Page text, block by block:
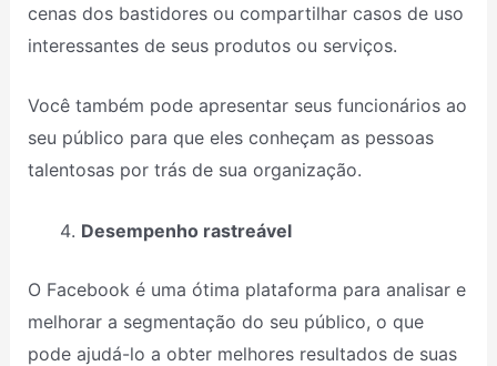
cenas dos bastidores ou compartilhar casos de uso
interessantes de seus produtos ou serviços.
Você também pode apresentar seus funcionários ao
seu público para que eles conheçam as pessoas
talentosas por trás de sua organização.
Desempenho rastreável
O Facebook é uma ótima plataforma para analisar e
melhorar a segmentação do seu público, o que
pode ajudá-lo a obter melhores resultados de suas